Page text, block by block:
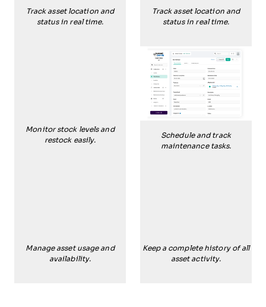
Track asset location and
status in real time.
Track asset location and
status in real time.
Monitor stock levels and
restock easily.
Schedule and track
maintenance tasks.
Manage asset usage and
availability.
Keep a complete history of all
asset activity.